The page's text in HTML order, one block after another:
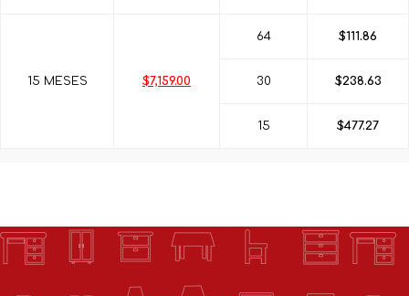
15 MESES $7,159.00
64 $111.86
30 $238.63
15 $477.27